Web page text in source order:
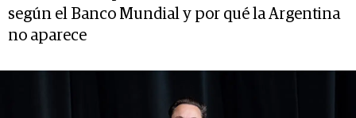
según el Banco Mundial y por qué la Argentina
no aparece